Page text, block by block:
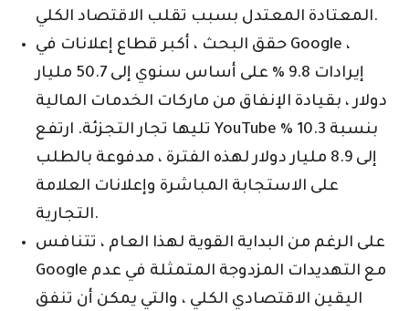
المعتادة المعتدل بسبب تقلب الاقتصاد الكلي.
حقق البحث ، أكبر قطاع إعلانات في Google ،
إيرادات 9.8 ٪ على أساس سنوي إلى 50.7 مليار
دولار ، بقيادة الإنفاق من ماركات الخدمات المالية
تليها تجار التجزئة. ارتفع YouTube بنسبة 10.3 ٪
إلى 8.9 مليار دولار لهذه الفترة ، مدفوعة بالطلب
على الاستجابة المباشرة وإعلانات العلامة
التجارية.
على الرغم من البداية القوية لهذا العام ، تتنافس
Google مع التهديدات المزدوجة المتمثلة في عدم
اليقين الاقتصادي الكلي ، والتي يمكن أن تنفق